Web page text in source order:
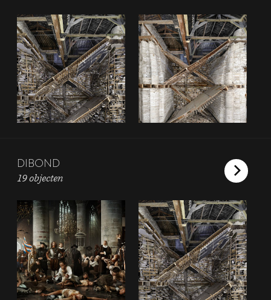
DIBOND
19 objecten